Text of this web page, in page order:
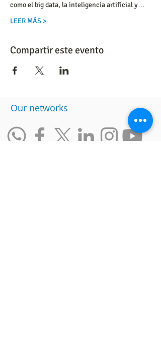
como el big data, la inteligencia artificial y…
LEER MÁS >
Compartir este evento
​Our networks